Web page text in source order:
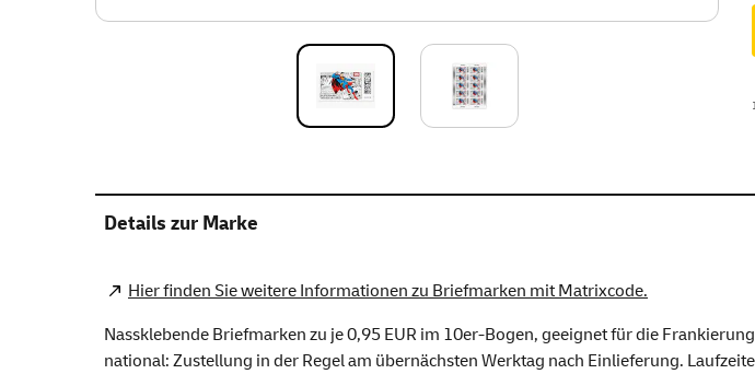
Details zur Marke
Hier finden Sie weitere Informationen zu Briefmarken mit Matrixcode.
Nassklebende Briefmarken zu je 0,95 EUR im 10er-Bogen, geeignet für die
national: Zustellung in der Regel am übernächsten Werktag nach Einlieferung.